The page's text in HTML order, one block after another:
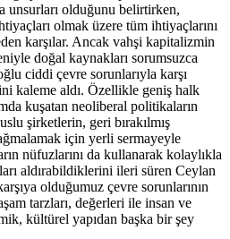
unsurları olduğunu belirtirken,
olmak üzere tüm ihtiyaçlarını
karşılar. Ancak vahşi kapitalizmin
doğal kaynakları sorumsuzca
ciddi çevre sorunlarıyla karşı
kaleme aldı. Özellikle geniş halk
kuşatan neoliberal politikaların
şirketlerin, geri bırakılmış
için yerli sermayeyle
nüfuzlarını da kullanarak kolaylıkla
aldırabildiklerini ileri süren Ceylan
olduğumuz çevre sorunlarının
tarzları, değerleri ile insan ve
kültürel yapıdan başka bir şey